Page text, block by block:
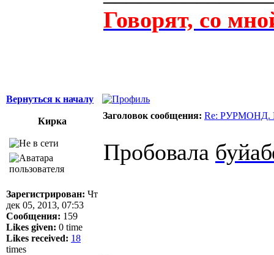
Говорят, со
Вернуться к началу
Кирка
Заголовок сообщения: Re: РУРМОНД.
Зарегистрирован: Чт
дек 05, 2013, 07:53
Сообщения: 159
Likes given: 0 time
Likes received: 18
times
Пробовала